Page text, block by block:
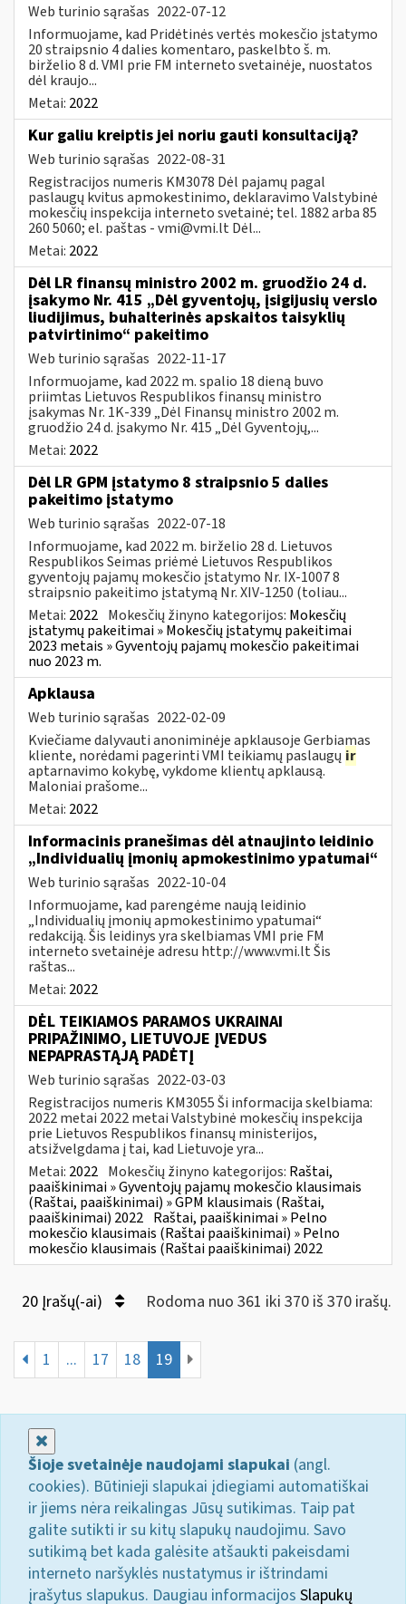
Web turinio sąrašas 2022-07-12
Informuojame, kad Pridėtinės vertės mokesčio įstatymo
20 straipsnio 4 dalies komentaro, paskelbto š. m.
birželio 8 d. VMI prie FM interneto svetainėje, nuostatos
dėl kraujo...
Metai: 2022
Kur galiu kreiptis jei noriu gauti konsultaciją?
Web turinio sąrašas 2022-08-31
Registracijos numeris KM3078 Dėl pajamų pagal
paslaugų kvitus apmokestinimo, deklaravimo Valstybinė
mokesčių inspekcija interneto svetainė; tel. 1882 arba 85
260 5060; el. paštas -vmi@vmi.ltDėl...
Metai: 2022
Dėl LR finansų ministro 2002 m. gruodžio 24 d.
įsakymo Nr. 415 „Dėl gyventojų, įsigijusių verslo
liudijimus, buhalterinės apskaitos taisyklių
patvirtinimo“ pakeitimo
Web turinio sąrašas 2022-11-17
Informuojame, kad 2022 m. spalio 18 dieną buvo
priimtas Lietuvos Respublikos finansų ministro
įsakymas Nr. 1K-339 „Dėl Finansų ministro 2002 m.
gruodžio 24 d. įsakymo Nr. 415 „Dėl Gyventojų,...
Metai: 2022
Dėl LR GPM įstatymo 8 straipsnio 5 dalies
pakeitimo įstatymo
Web turinio sąrašas 2022-07-18
Informuojame, kad 2022 m. birželio 28 d. Lietuvos
Respublikos Seimas priėmė Lietuvos Respublikos
gyventojų pajamų mokesčio įstatymo Nr. IX-1007 8
straipsnio pakeitimo įstatymą Nr. XIV-1250 (toliau...
Metai: 2022 Mokesčių žinyno kategorijos: Mokesčių
įstatymų pakeitimai » Mokesčių įstatymų pakeitimai
2023 metais » Gyventojų pajamų mokesčio pakeitimai
nuo 2023 m.
Apklausa
Web turinio sąrašas 2022-02-09
Kviečiame dalyvauti anoniminėje apklausoje Gerbiamas
kliente, norėdami pagerinti VMI teikiamų paslaugų ir
aptarnavimo kokybę, vykdome klientų apklausą.
Maloniai prašome...
Metai: 2022
Informacinis pranešimas dėl atnaujinto leidinio
„Individualių įmonių apmokestinimo ypatumai“
Web turinio sąrašas 2022-10-04
Informuojame, kad parengėme naują leidinio
„Individualių įmonių apmokestinimo ypatumai“
redakciją. Šis leidinys yra skelbiamas VMI prie FM
interneto svetainėje adresu http://www.vmi.lt Šis
raštas...
Metai: 2022
DĖL TEIKIAMOS PARAMOS UKRAINAI
PRIPAŽINIMO, LIETUVOJE ĮVEDUS
NEPAPRASTĄJĄ PADĖTĮ
Web turinio sąrašas 2022-03-03
Registracijos numeris KM3055 Ši informacija skelbiama:
2022 metai 2022 metai Valstybinė mokesčių inspekcija
prie Lietuvos Respublikos finansų ministerijos,
atsižvelgdama į tai, kad Lietuvoje yra...
Metai: 2022 Mokesčių žinyno kategorijos: Raštai,
paaiškinimai » Gyventojų pajamų mokesčio klausimais
(Raštai, paaiškinimai) » GPM klausimais (Raštai,
paaiškinimai) 2022 Raštai, paaiškinimai » Pelno
mokesčio klausimais (Raštai paaiškinimai) » Pelno
mokesčio klausimais (Raštai paaiškinimai) 2022
20 Įrašų(-ai) Rodoma nuo 361 iki 370 iš 370 irašų.
1 ... 17 18 19
Šioje svetainėje naudojami slapukai (angl.
cookies). Būtinieji slapukai įdiegiami automatiškai
ir jiems nėra reikalingas Jūsų sutikimas. Taip pat
galite sutikti ir su kitų slapukų naudojimu. Savo
sutikimą bet kada galėsite atšaukti pakeisdami
interneto naršyklės nustatymus ir ištrindami
įrašytus slapukus. Daugiau informacijos Slapukų